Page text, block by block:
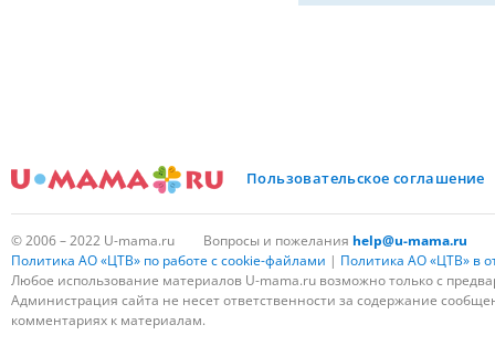
Пользовательское соглашение
© 2006 – 2022 U-mama.ru Вопросы и пожелания help@u-mama.ru
Политика АО «ЦТВ» по работе с cookie-файлами | Политика АО «ЦТВ» в
Любое использование материалов U-mama.ru возможно только с
Администрация сайта не несет ответственности за содержание
комментариях к материалам.